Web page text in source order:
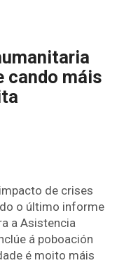
cando máis
de crises
o último informe
a Asistencia
á poboación
é moito máis